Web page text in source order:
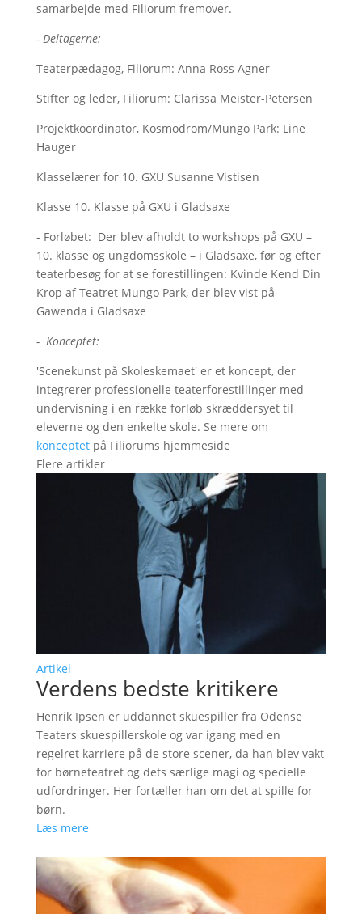
samarbejde med Filiorum fremover.
- Deltagerne:
Teaterpædagog, Filiorum: Anna Ross Agner
Stifter og leder, Filiorum: Clarissa Meister-Petersen
Projektkoordinator, Kosmodrom/Mungo Park: Line
Hauger
Klasselærer for 10. GXU Susanne Vistisen
Klasse 10. Klasse på GXU i Gladsaxe
- Forløbet: Der blev afholdt to workshops på GXU –
10. klasse og ungdomsskole – i Gladsaxe, før og efter
teaterbesøg for at se forestillingen: Kvinde Kend Din
Krop af Teatret Mungo Park, der blev vist på
Gawenda i Gladsaxe
- Konceptet:
'Scenekunst på Skoleskemaet' er et koncept, der
integrerer professionelle teaterforestillinger med
undervisning i en række forløb skræddersyet til
eleverne og den enkelte skole. Se mere om
konceptetpå Filiorums hjemmeside
Flere artikler
Artikel
Verdens bedste kritikere
Henrik Ipsen er uddannet skuespiller fra Odense
Teaters skuespillerskole og var igang med en
regelret karriere på de store scener, da han blev vakt
for børneteatret og dets særlige magi og specielle
udfordringer. Her fortæller han om det at spille for
børn.
Læs mere